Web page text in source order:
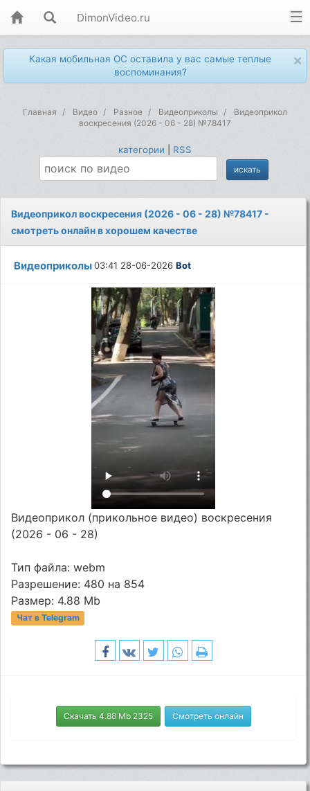
DimonVideo.ru
×
Какая мобильная ОС оставила у вас самые теплые
воспоминания?
Главная Видео Разное Видеоприколы
Видеоприкол
воскресения (2026 - 06 - 28) №78417
категории RSS
Видеоприкол воскресения (2026 - 06 - 28) №78417 -
смотреть онлайн в хорошем качестве
Видеоприколы03:41 28-06-2026Bot
Видеоприкол (прикольное видео) воскресения
(2026 - 06 - 28)
Тип файла: webm
Разрешение: 480 на 854
Размер: 4.88 Mb
Чат в Telegram
Скачать 4.88 Mb 2325 Смотреть онлайн